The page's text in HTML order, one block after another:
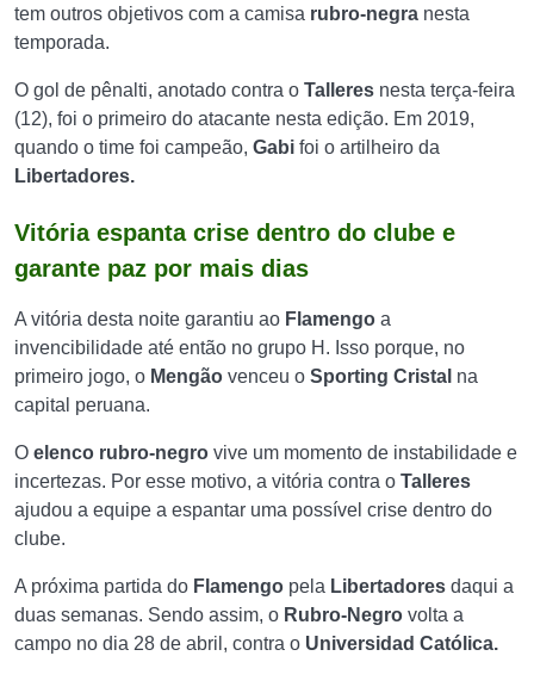
tem outros objetivos com a camisa rubro-negra nesta
temporada.
O gol de pênalti, anotado contra o Talleres nesta terça-feira
(12), foi o primeiro do atacante nesta edição. Em 2019,
quando o time foi campeão, Gabi foi o artilheiro da
Libertadores.
Vitória espanta crise dentro do clube e
garante paz por mais dias
A vitória desta noite garantiu ao Flamengo a
invencibilidade até então no grupo H. Isso porque, no
primeiro jogo, o Mengão venceu o Sporting Cristal na
capital peruana.
O elenco rubro-negro vive um momento de instabilidade e
incertezas. Por esse motivo, a vitória contra o Talleres
ajudou a equipe a espantar uma possível crise dentro do
clube.
A próxima partida do Flamengo pela Libertadores daqui a
duas semanas. Sendo assim, o Rubro-Negro volta a
campo no dia 28 de abril, contra o Universidad Católica.